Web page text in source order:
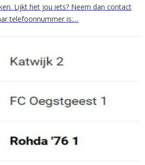
Lijkt het jou iets? Neem dan contact
telefoonnummer is:…